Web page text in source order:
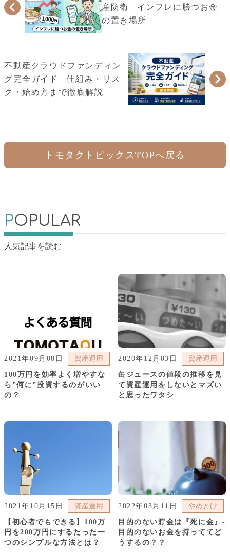
産防衛 | インフレに勝つお金
の置き場所
不動産クラウドファンディン
グ完全ガイド | 仕組み・リス
ク・始め方まで徹底解説
トモタクトピックスTOPへ戻る
POPULAR
人気記事を読む
2021年09月08日 資産運用
100万円を効率よく増やすな
ら”何に”投資するのがいい
の？
2020年12月03日 資産運用
缶ジュースの値段の推移を見
て資産運用をしないとマズい
と思ったワタシ
2021年10月15日 資産運用
【初心者でもできる】100万
円を200万円にするたった一
つのシンプルな方法とは？
2022年03月11日 やめとけ
目的のない貯金は『死に金』-
目的のないお金を持っててど
うするの？？